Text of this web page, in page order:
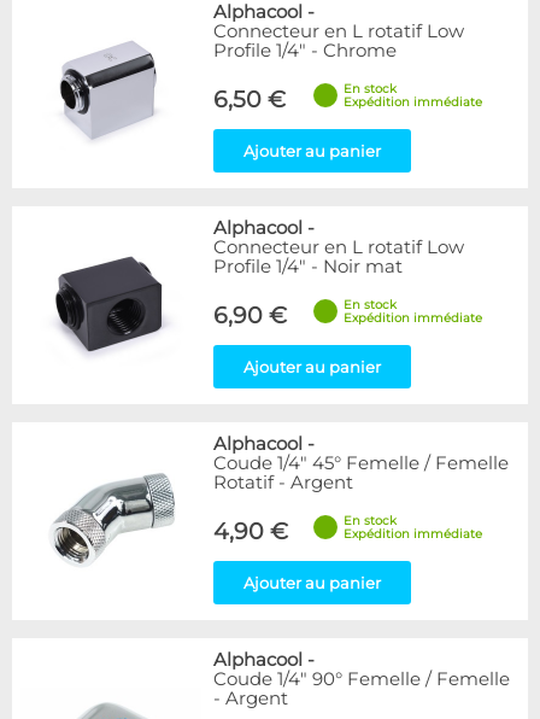
Alphacool -
Connecteur en L rotatif Low
Profile 1/4" - Chrome
6,50 €
En stock
Expédition immédiate
Ajouter au panier
Alphacool -
Connecteur en L rotatif Low
Profile 1/4" - Noir mat
6,90 €
En stock
Expédition immédiate
Ajouter au panier
Alphacool -
Coude 1/4" 45° Femelle / Femelle
Rotatif - Argent
4,90 €
En stock
Expédition immédiate
Ajouter au panier
Alphacool -
Coude 1/4" 90° Femelle / Femelle
- Argent